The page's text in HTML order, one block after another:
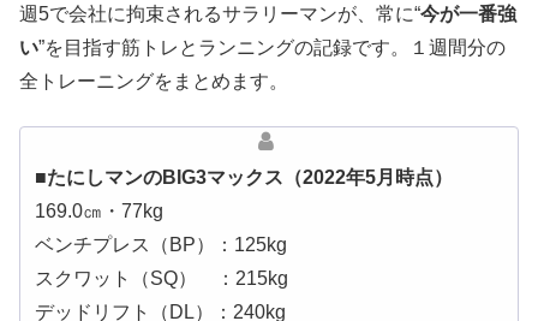
週5で会社に拘束されるサラリーマンが、常に“今が一番強
い”を目指す筋トレとランニングの記録です。１週間分の
全トレーニングをまとめます。
■たにしマンのBIG3マックス（2022年5月時点）
169.0㎝・77kg
ベンチプレス（BP）：125kg
スクワット（SQ） ：215kg
デッドリフト（DL）：240kg